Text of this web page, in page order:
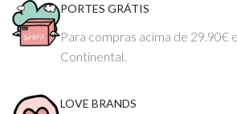
PORTES GRÁTIS
Para compras acima de 29.90€
Continental.
LOVE BRANDS